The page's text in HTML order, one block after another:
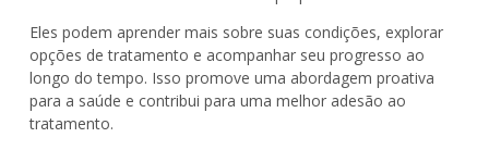
Eles podem aprender mais sobre suas condições, explorar
opções de tratamento e acompanhar seu progresso ao
longo do tempo. Isso promove uma abordagem proativa
para a saúde e contribui para uma melhor adesão ao
tratamento.